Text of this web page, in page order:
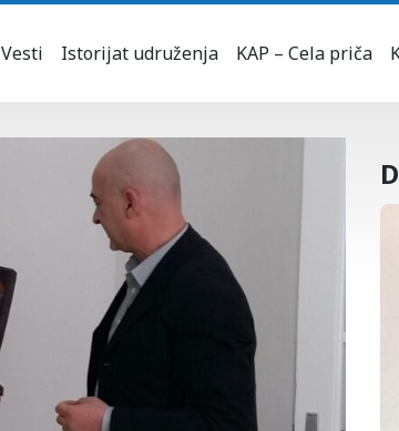
Vesti Istorijat udruženja KAP – Cela priča